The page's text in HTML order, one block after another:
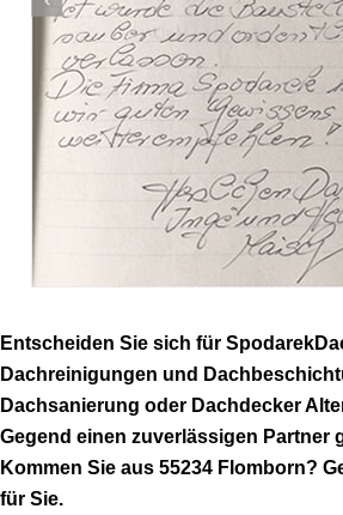
Entscheiden Sie sich für
Dachreinigungen und
Dachsanierung oder Dachdecker
Gegend einen zuverlässigen Partner
Kommen Sie aus 55234 Flomborn?
für Sie.